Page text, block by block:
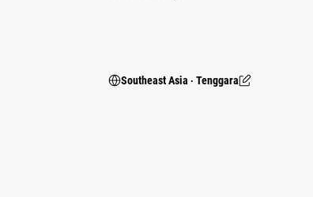
Southeast Asia ‧ Tenggara